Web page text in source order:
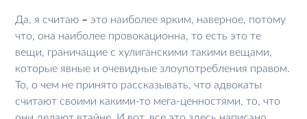
Да, я считаю – это наиболее ярким, наверное, потому
что, она наиболее провокационна, то есть это те
вещи, граничащие с хулиганскими такими вещами,
которые явные и очевидные злоупотребления правом.
То, о чем не принято рассказывать, что адвокаты
считают своими какими-то мега-ценностями, то, что